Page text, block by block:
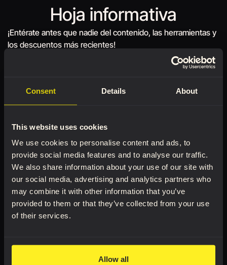
Consent Details About
This website uses cookies
We use cookies to personalise content and ads, to
provide social media features and to analyse our traffic.
We also share information about your use of our site with
our social media, advertising and analytics partners who
may combine it with other information that you’ve
provided to them or that they’ve collected from your use
of their services.
Allow all
Hoja informativa
¡Entérate antes que nadie del contenido, las herramientas y
los descuentos más recientes!
Suscríbase a
Tienda
Todos los productos
Tutoriales en vídeo
3D REF Premium
Figura humana
Expresión facial
Cabeza y cuello
Brazo y mano
Paquete de libros
Herramientas